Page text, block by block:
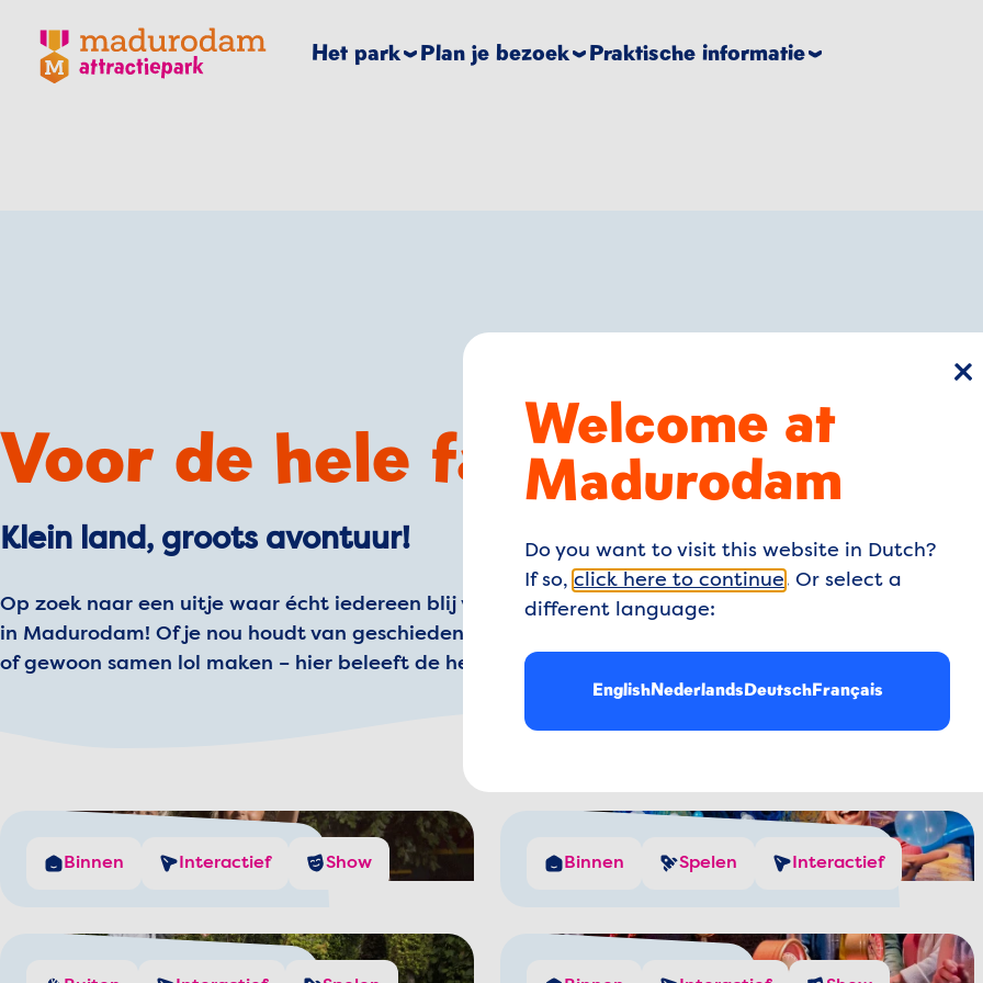
Madurodam logo, naar de homepage
Het park Plan je bezoek Praktische informatie
Voor de hele familie
Klein land, groots avontuur!
Op zoek naar een uitje waar écht iedereen blij van wordt? Dan zit je goed
in Madurodam! Of je nou houdt van geschiedenis, avontuur, lekker spelen
of gewoon samen lol maken – hier beleeft de hele familie een topdag.
Nieuw Amsterdam
Binnen Interactief Show De Hollandse Meesters
Binnen Spelen Interactief
Welcome at
Madurodam
Do you want to visit this website in Dutch?
If so, click here to continue . Or select a
different language:
EnglishNederlandsDeutschFrançais